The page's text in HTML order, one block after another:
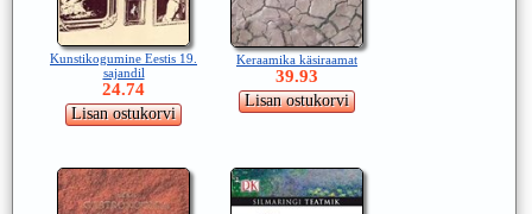
Kunstikogumine Eestis 19.
sajandil
24.74
Keraamika käsiraamat
39.93